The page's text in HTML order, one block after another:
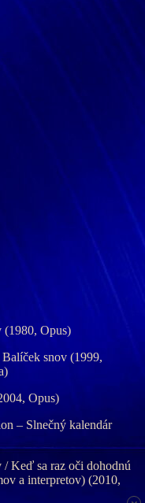
(1980, Opus)
snov (1999,
Opus)
– Slnečný kalendár
Keď sa raz oči dohodnú
a interpretov) (2010,